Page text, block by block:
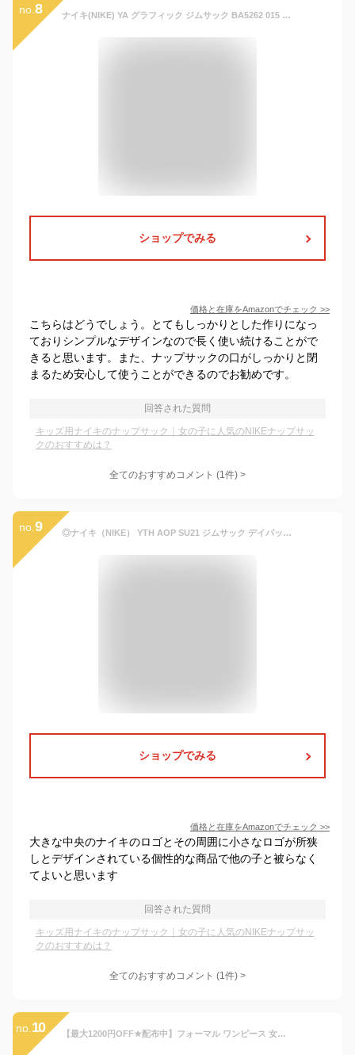
no. 8 ナイキ(NIKE) YA グラフィック ジムサック BA5262 015 ブラック/ホワイト MISC
ショップでみる
価格と在庫をAmazonでチェック >>
こちらはどうでしょう。とてもしっかりとした作りになっ
ておりシンプルなデザインなので長く使い続けることがで
きると思います。また、ナップサックの口がしっかりと閉
まるため安心して使うことができるのでお勧めです。
回答された質問
キッズ用ナイキのナップサック｜女の子に人気のNIKEナップサッ
クのおすすめは？
全てのおすすめコメント (1件) >
no. 9 ◎ナイキ（NIKE） YTH AOP SU21 ジムサック デイパック・ザック CU8969-010 ジュニア 010：ブラック MISC
ショップでみる
価格と在庫をAmazonでチェック >>
大きな中央のナイキのロゴとその周囲に小さなロゴが所狭
しとデザインされている個性的な商品で他の子と被らなく
てよいと思います
回答された質問
キッズ用ナイキのナップサック｜女の子に人気のNIKEナップサッ
クのおすすめは？
全てのおすすめコメント (1件) >
no. 10 【最大1200円OFF★配布中】フォーマル ワンピース 女の子 こども服 半袖 ポケット ネックレス 黒 紺 子供服 キッズ 喪服 法事 礼服 お葬式 発表会 ストレッチ ブラック ネイビー ピンク 春 夏 秋 110 120 130 140 150cm